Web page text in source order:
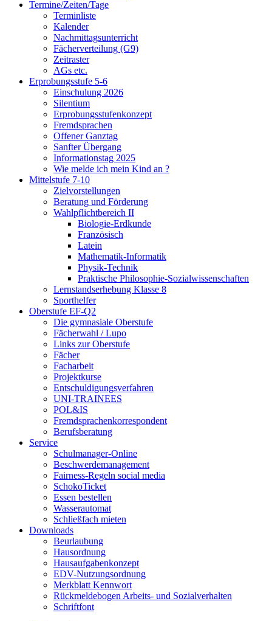
Termine/Zeiten/Tage
Terminliste
Kalender
Nachmittagsunterricht
Fächerverteilung (G9)
Zeitraster
AGs etc.
Erprobungsstufe 5-6
Einschulung 2026
Silentium
Erprobungsstufenkonzept
Fremdsprachen
Offener Ganztag
Sanfter Übergang
Informationstag 2025
Wie melde ich mein Kind an ?
Mittelstufe 7-10
Zielvorstellungen
Beratung und Förderung
Wahlpflichtbereich II
Biologie-Erdkunde
Französisch
Latein
Mathematik-Informatik
Physik-Technik
Praktische Philosophie-Sozialwissenschaften
Lernstandserhebung Klasse 8
Sporthelfer
Oberstufe EF-Q2
Die gymnasiale Oberstufe
Fächerwahl / Lupo
Links zur Oberstufe
Fächer
Facharbeit
Projektkurse
Entschuldigungsverfahren
UNI-TRAINEES
POL&IS
Fremdsprachenkorrespondent
Berufsberatung
Service
Schulmanager-Online
Beschwerdemanagement
Fairness-Regeln social media
SchokoTicket
Essen bestellen
Wasserautomat
Schließfach mieten
Downloads
Beurlaubung
Hausordnung
Hausaufgabenkonzept
EDV-Nutzungsordnung
Merkblatt Kennwort
Rückmeldebogen Arbeits- und Sozialverhalten
Schriftfont